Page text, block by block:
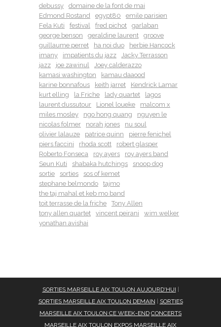
debussy
domaine de la font de mai
Edmond Rostand
egypt80
emile parisien
Fela Kuti
festival fred pichot
garlaban
george benson
geraldine laurent
groove
guillaume perret
ha noi duo
herbie Hancock
imany
impatients du jazz
Jacky Terrasson
jazz
joe zawinul
Joey calderazzo
kamasi washington
kamau daaood
karine bonnafous
keith jarret
Kendrick Lamar
kurt elling
la Friche lady quartet
lagos
laurent dussutour
Lionel loueke
malcom x
miles mosley
ngo hong quang
nguyen le
nicolas folmer
norah jones
nu soul
olivier lalauze
patrice quinn
pierre fenichel
piers faccini
rhoda scott
robert glasper
Roberto Fonseca
roy ayers
roy ayers band
Seun Kuti
shabaka hutchings
snoop dog
sortie
sorties
sos of kemet
stephane belmondo
tajmo
the taj mahal et keb mo band
toit terrasse de la friche
Tony Allen
tony allen quartet
vincent peirani
wim welker
yonathan avishai
SORTIES MARSEILLE AIX TOULON AUJOURD'HUI
SORTIES MARSEILLE AIX TOULON DEMAIN
SORTIES
MARSEILLE AIX TOULON CE WEEK-END CONCERTS
MARSEILLE AIX TOULON EXPOS MARSEILLE AIX